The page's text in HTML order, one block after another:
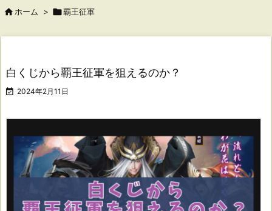
 ホーム > 覇王征軍
白くじから覇王征軍を狙えるのか？
 2024年2月11日